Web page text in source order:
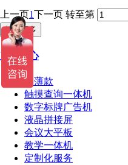
上一页1下一页 转至第
加载更多
产品中心
超薄款
触摸查询一体机
数字标牌广告机
液晶拼接屏
会议大平板
教学一体机
定制化服务